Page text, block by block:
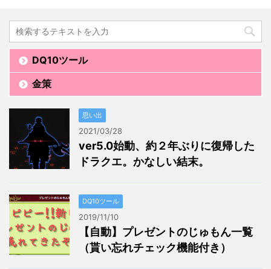
DQ10ツール
金策
思い出
2021/03/28
ver5.0始動、約２年ぶりに復帰した
ドラクエ。かなしい結末。
DQ10ツール
2019/11/10
【自動】プレゼントのじゅもん一覧
（貰い忘れチェック機能付き）